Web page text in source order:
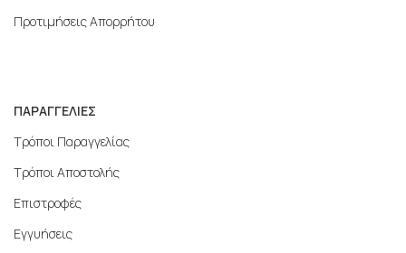
Προτιμήσεις Απορρήτου
ΠΑΡΑΓΓΕΛΙΕΣ
Τρόποι Παραγγελίας
Τρόποι Αποστολής
Επιστροφές
Εγγυήσεις